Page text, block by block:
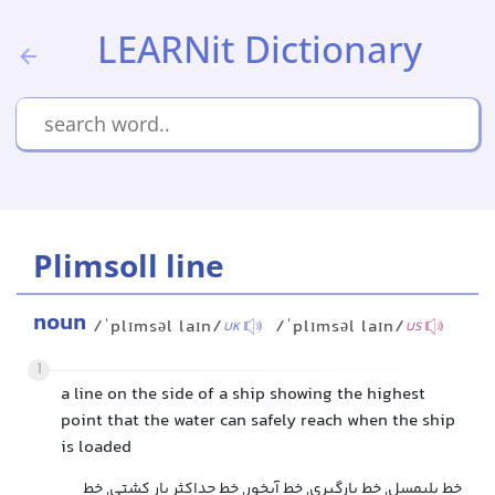
LEARNit Dictionary
Plimsoll line
noun /ˈplɪmsəl laɪn/UK /ˈplɪmsəl laɪn/US
1
a line on the side of a ship showing the highest
point that the water can safely reach when the ship
is loaded
خط پلیمسل, خط بارگیری, خط آبخور, خط حداکثر بار کشتی, خط